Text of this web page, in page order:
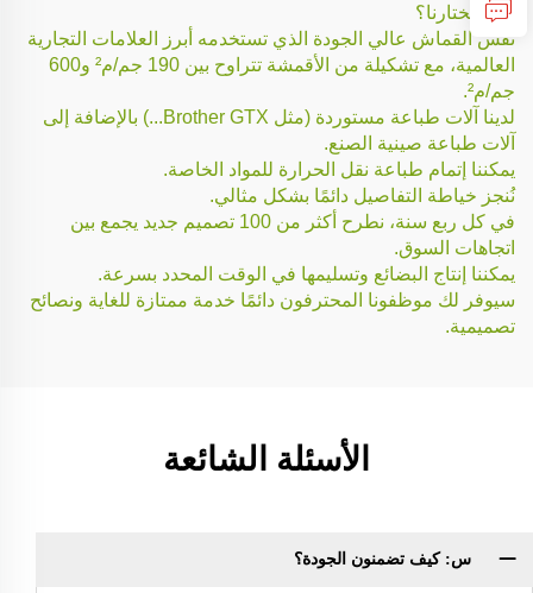
لماذا تختارنا؟
نفس القماش عالي الجودة الذي تستخدمه أبرز العلامات التجارية
العالمية، مع تشكيلة من الأقمشة تتراوح بين 190 جم/م² و600
جم/م².
لدينا آلات طباعة مستوردة (مثل Brother GTX...) بالإضافة إلى
آلات طباعة صينية الصنع.
يمكننا إتمام طباعة نقل الحرارة للمواد الخاصة.
نُنجز خياطة التفاصيل دائمًا بشكل مثالي.
في كل ربع سنة، نطرح أكثر من 100 تصميم جديد يجمع بين
اتجاهات السوق.
يمكننا إنتاج البضائع وتسليمها في الوقت المحدد بسرعة.
سيوفر لك موظفونا المحترفون دائمًا خدمة ممتازة للغاية ونصائح
تصميمية.
الأسئلة الشائعة
س: كيف تضمنون الجودة؟